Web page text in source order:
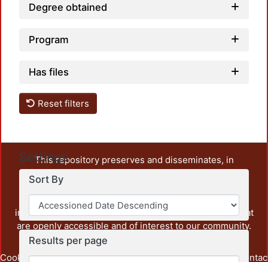
Degree obtained
Program
Has files
Reset filters
Settings
Sort By
Results per page
This repository preserves and disseminates, in
unrestricted open access, the teaching and research
output of UAM Azcapotzalco. It also includes some
administrative and graphic documents from the
institution, as well as content from other institutions that
are openly accessible and of interest to our community.
Cookie Privacy End User Send